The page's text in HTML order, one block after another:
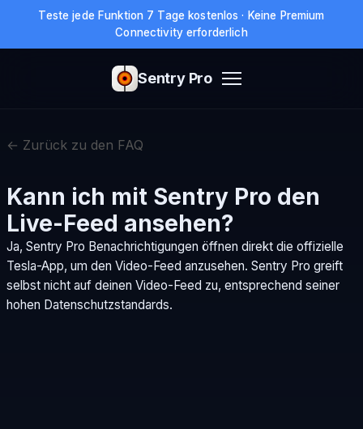
Teste jede Funktion 7 Tage kostenlos · Keine Premium
Connectivity erforderlich
Sentry Pro
← Zurück zu den FAQ
Kann ich mit Sentry Pro den
Live-Feed ansehen?
Ja, Sentry Pro Benachrichtigungen öffnen direkt die offizielle
Tesla-App, um den Video-Feed anzusehen. Sentry Pro greift
selbst nicht auf deinen Video-Feed zu, entsprechend seiner
hohen Datenschutzstandards.